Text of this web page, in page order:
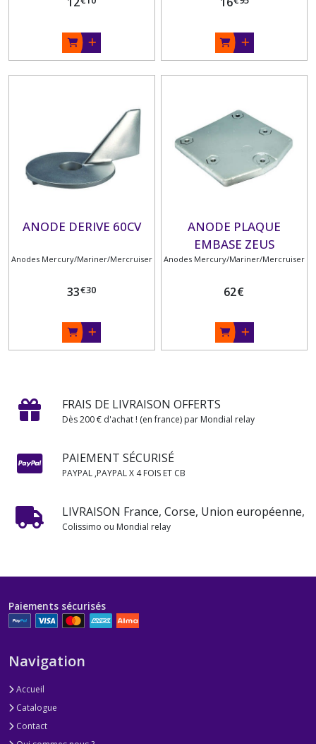
ANODE DERIVE 60CV
Anodes Mercury/Mariner/Mercruiser
33€30
ANODE PLAQUE
EMBASE ZEUS
Anodes Mercury/Mariner/Mercruiser
62€
FRAIS DE LIVRAISON OFFERTS
Dès 200 € d'achat ! (en france) par Mondial relay
PAIEMENT SÉCURISÉ
PAYPAL ,PAYPAL X 4 FOIS ET CB
LIVRAISON France, Corse, Union européenne,
Colissimo ou Mondial relay
Paiements sécurisés
Navigation
Accueil
Catalogue
Contact